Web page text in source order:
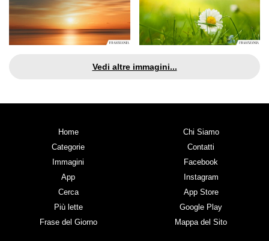
Vedi altre immagini...
Home
Categorie
Immagini
App
Cerca
Più lette
Frase del Giorno
Chi Siamo
Contatti
Facebook
Instagram
App Store
Google Play
Mappa del Sito